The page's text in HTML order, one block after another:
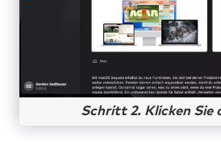
Schritt 2. Klicken Sie